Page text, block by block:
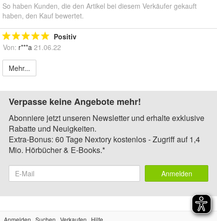
So haben Kunden, die den Artikel bei diesem Verkäufer gekauft
haben, den Kauf bewertet.
Positiv
Von: r***a 21.06.22
Mehr...
Verpasse keine Angebote mehr!
Abonniere jetzt unseren Newsletter und erhalte exklusive
Rabatte und Neuigkeiten.
Extra-Bonus: 60 Tage Nextory kostenlos - Zugriff auf 1,4
Mio. Hörbücher & E-Books.*
Anmelden
Anmelden Suchen Verkaufen Hilfe